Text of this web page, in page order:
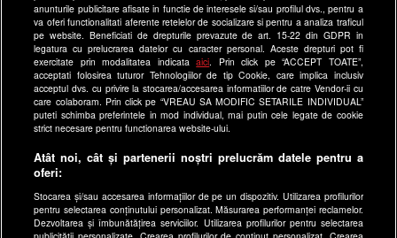
as.ro
catine.ro
chefi.ro
deparinti.ro
medicool.ro
spynews.ro
useit.ro
retetefeldefel.ro
anunturile publicitare afisate in functie de interesele si/sau profilul dvs., pentru a
va oferi functionalitati aferente retelelor de socializare si pentru a analiza traficul
pe website. Beneficiati de drepturile prevazute de art. 15-22 din GDPR in
legatura cu prelucrarea datelor cu caracter personal. Aceste drepturi pot fi
exercitate prin modalitatea indicataaici . Prin click pe “ACCEPT TOATE”,
acceptati folosirea tuturor Tehnologiilor de tip Cookie, care implica inclusiv
acceptul dvs. cu privire la stocarea/accesarea informatiilor de catre Vendor-ii cu
care colaboram. Prin click pe “VREAU SA MODIFIC SETARILE INDIVIDUAL”
puteti schimba preferintele in mod individual, mai putin cele legate de cookie
strict necesare pentru functionarea website-ului.
Atât noi, cât și partenerii noștri prelucrăm datele pentru a
oferi:
Stocarea și/sau accesarea informațiilor de pe un dispozitiv. Utilizarea profilurilor
pentru selectarea conținutului personalizat. Măsurarea performanței reclamelor.
Dezvoltarea și îmbunătățirea serviciilor. Utilizarea profilurilor pentru selectarea